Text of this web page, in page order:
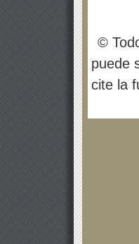
©
puede
cite la